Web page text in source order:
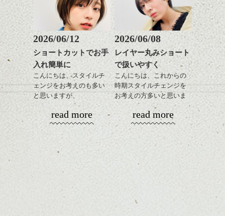
おすすめですね。
前髪もやや重めにカット
してラインを強調するの
もこれからは良い感じで
す、
目元が引き締まった印象
に。
わせで質感に変化をつけ
軽めの前髪で透け感を演
出できるので、
この時期とてもおすすめ
ですよ。
2026/06/12
ショートカットでお手
入れ簡単に
こんにちは、スタイルチ
ェンジをお考えのも多い
と思いますが、
丸みショートでタイトに
演出したスタイルもこれ
からの季節とてもおすす
るようカット。
read more
2026/06/08
レイヤー丸みショート
で扱いやすく
こんにちは、これからの
時期スタイルチェンジを
お考えの方多いと思いま
コンパクトなフォルムが
せてくれる効果もあり、
をだしやすくスタイリン
read more